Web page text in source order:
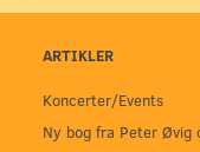
ARTIKLER
Koncerter/Events
Ny bog fra Peter Øvig